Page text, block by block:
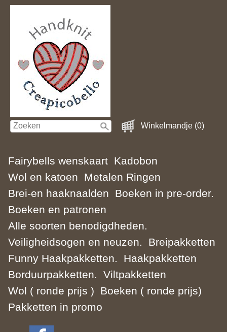
Winkelmandje (0)
Fairybells wenskaart Kadobon
Wol en katoen
Metalen Ringen
Brei-en haaknaalden
Boeken in pre-order.
Boeken en patronen
Alle soorten benodigdheden.
Veiligheidsogen en neuzen.
Breipakketten
Funny Haakpakketten.
Haakpakketten
Borduurpakketten.
Viltpakketten
Wol ( ronde prijs )
Boeken ( ronde prijs)
Pakketten in promo